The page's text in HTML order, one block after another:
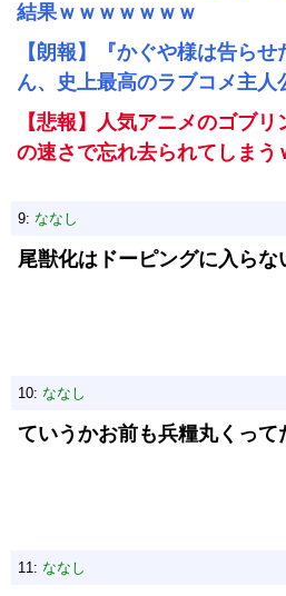
結果ｗｗｗｗｗｗｗ
【朗報】『かぐや様は告ら
ん、史上最高のラブコメ主人
【悲報】人気アニメのゴブ
の速さで忘れ去られてしまう
9: ななし
尾獣化はドーピングに入らな
10: ななし
ていうかお前も兵糧丸くって
11: ななし